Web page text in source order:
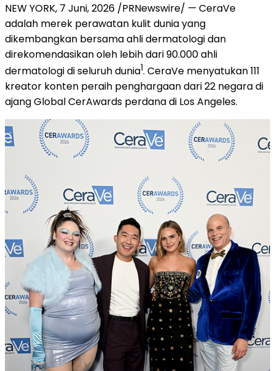
NEW YORK, 7 Juni, 2026 /PRNewswire/ — CeraVe
adalah merek perawatan kulit dunia yang
dikembangkan bersama ahli dermatologi dan
direkomendasikan oleh lebih dari 90.000 ahli
dermatologi di seluruh dunia1. CeraVe menyatukan 111
kreator konten peraih penghargaan dari 22 negara di
ajang Global CerAwards perdana di Los Angeles.